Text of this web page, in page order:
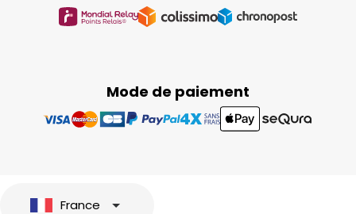
Mode de paiement
France